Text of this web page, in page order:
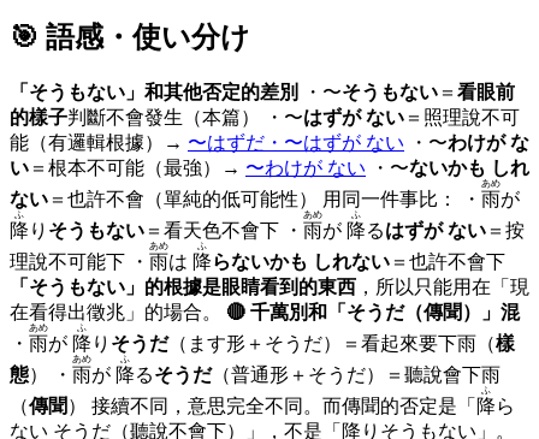
🎯 語感・使い分け
「そうもない」和其他否定的差別 ・〜そうもない ＝ 看眼前
的樣子判斷不會發生（本篇） ・〜はずが ない ＝照理說不可
能（有邏輯根據）→ 〜はずだ・〜はずが ない ・〜わけが な
い ＝根本不可能（最強）→ 〜わけが ない ・〜ないかも しれ
ない
＝也許不會（單純的低可能性） 用同一件事比： ・ 雨
あめ
が
降
ふ
り そうもない ＝看天色不會下 ・ 雨
あめ
が 降
ふ
るはずが ない ＝按
理說不可能下 ・ 雨
あめ
は 降
ふ
らないかも しれない ＝也許不會下
「そうもない」的根據是眼睛看到的東西 ，所以只能用在「現
在看得出徵兆」的場合。 🔴 千萬別和「そうだ（傳聞）」混
・ 雨
あめ
が 降
ふ
り そうだ（ます形＋そうだ）＝看起來要下雨（樣
態） ・ 雨
あめ
が 降
ふ
るそうだ（普通形＋そうだ）＝聽說會下雨
（傳聞 ） 接續不同，意思完全不同。而傳聞的否定是「 降
ふ
ら
ない そうだ（聽說不會下）」，不是「降りそうもない」。